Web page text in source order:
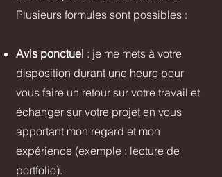
Plusieurs formules sont possibles :
Avis ponctuel : je me mets à votre
disposition durant une heure pour
vous faire un retour sur votre travail et
échanger sur votre projet en vous
apportant mon regard et mon
expérience (exemple : lecture de
portfolio).